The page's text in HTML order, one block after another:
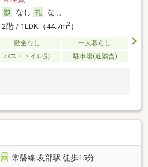
なし
なし
2階 / 1LDK（44.7m2）
敷金なし
一人暮らし
バス・トイレ別 駐車場(近隣含)
常磐線 友部駅 徒歩15分